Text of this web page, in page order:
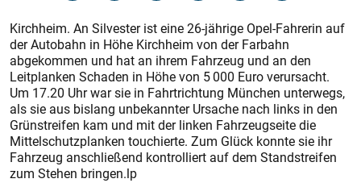
Kirchheim. An Silvester ist eine 26-jährige Opel-Fahrerin auf
der Autobahn in Höhe Kirchheim von der Farbahn
abgekommen und hat an ihrem Fahrzeug und an den
Leitplanken Schaden in Höhe von 5 000 Euro verursacht.
Um 17.20 Uhr war sie in Fahrtrichtung München unterwegs,
als sie aus bislang unbekannter Ursache nach links in den
Grünstreifen kam und mit der linken Fahrzeugseite die
Mittelschutzplanken touchierte. Zum Glück konnte sie ihr
Fahrzeug anschließend kontrolliert auf dem Standstreifen
zum Stehen bringen.lp